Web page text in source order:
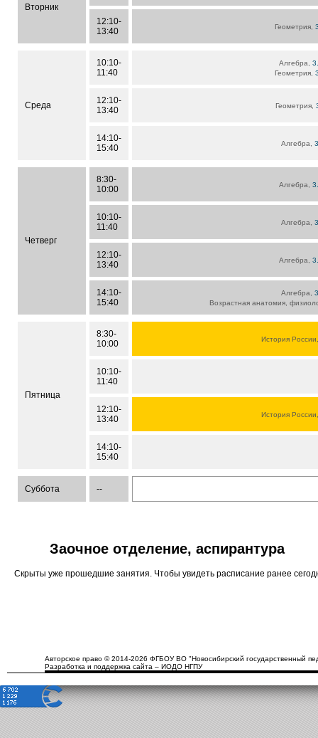
Вторник
12:10-
13:40
Геометрия,
Среда
10:10-
11:40
Алгебра,
Геометрия,
12:10-
13:40
Геометрия,
14:10-
15:40
Алгебра,
Четверг
8:30-
10:00
Алгебра,
10:10-
11:40
Алгебра,
12:10-
13:40
Алгебра,
14:10-
15:40
Алгебра,
Возрастная анатомия,
Пятница
8:30-
10:00
История
10:10-
11:40
12:10-
13:40
История
14:10-
15:40
Суббота --
Заочное отделение, аспирантура
Скрыты уже прошедшие занятия. Чтобы увидеть расписание ранее
Авторское право © 2014-2026 ФГБОУ ВО "Новосибирский государственный
Разработка и поддержка сайта – ИОДО НГПУ